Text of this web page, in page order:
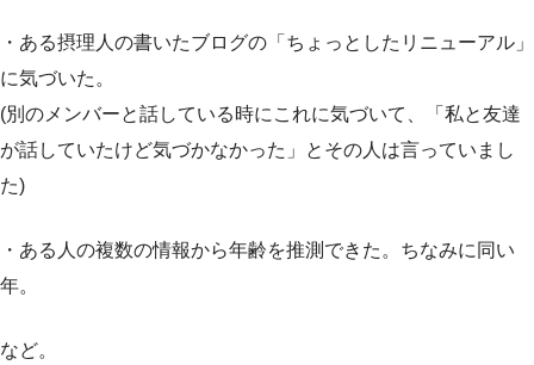
・ある摂理人の書いたブログの「ちょっとしたリニューアル」
に気づいた。
(別のメンバーと話している時にこれに気づいて、「私と友達
が話していたけど気づかなかった」とその人は言っていまし
た)
・ある人の複数の情報から年齢を推測できた。ちなみに同い
年。
など。